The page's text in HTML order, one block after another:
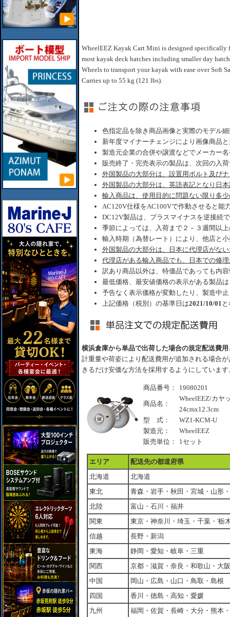
WheelEEZ Kayak Cart Mini is designed
most kayak deck hatches including smaller day
Wheels to transport your kayak with ease over Soft
Carries up to 55 kg (121 lbs).
色指定品を除き商品画像と実際のモデル
新年度マイナーチェンジにより画像商品
製造元企業の合併や譲渡などでメーカー
販売終了・完売表示の製品は、次回の入
外国製品の大部分は、設置用ボルト及び
外国製品の大部分は、英語表記となり日
輸入商品は、使用目的に問題ない限り多
AC120V仕様をAC100Vで作動させると能
DC12V製品は、プラスマイナスを逆接続
季節によっては、入荷まで２－３週間以
輸入時期（為替レート）により、他店と
外国製品の大部分は、日本に代理店がな
代理店がある輸入商品でも、日本での修
訳あり商品以外は、特価品であっても内
最低価格、最安値価格の表示がある製品
予告なく表示価格が変動したり、製造中
上記価格（税別）の基準日は2021/10/01
横浜倉庫から単品で出荷した場合の規定配送費用
計重量や荷姿により配送費用が追加される場合
きるだけ安価な方法を採用するようにしています
商品番号： 19080201
商品名：
WheelEEZ/カヤ
24cmx12.3cm
型 式：
WZ1-KCM-U
製造元：
WheelEEZ
販売単位：
1セット
エリア
配送先の都道府県
北海道
北海道
東北
青森・岩手・秋田・宮城・山形
北陸
富山・石川・福井
関東
東京・神奈川・埼玉・千葉・'栃
信越
長野・新潟
東海
静岡・愛知・岐阜・三重
関西
京都・滋賀・奈良・和歌山・大
中国
岡山・広島・山口・鳥取・島根
四国
香川・徳島・高知・愛媛
九州
福岡・佐賀・長崎・大分・熊本